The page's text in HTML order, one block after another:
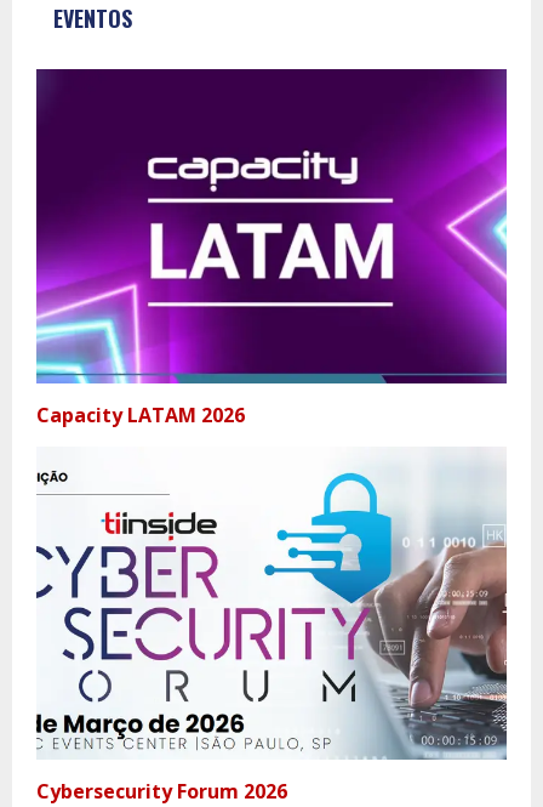
EVENTOS
Capacity LATAM 2026
Cybersecurity Forum 2026